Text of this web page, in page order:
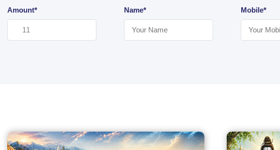
Amount* Name* Mobile*